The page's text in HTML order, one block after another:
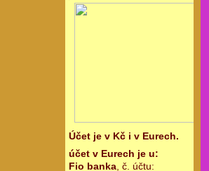
Účet je v Kč i v Eurech.
účet v Eurech je u:
Fio banka, č. účtu: